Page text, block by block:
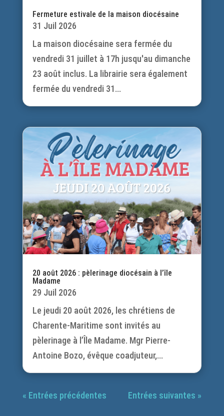
Fermeture estivale de la maison diocésaine
31 Juil 2026
La maison diocésaine sera fermée du
vendredi 31 juillet à 17h jusqu'au dimanche
23 août inclus. La librairie sera également
fermée du vendredi 31...
20 août 2026 : pèlerinage diocésain à l’île
Madame
29 Juil 2026
Le jeudi 20 août 2026, les chrétiens de
Charente-Maritime sont invités au
pèlerinage à l’Île Madame. Mgr Pierre-
Antoine Bozo, évêque coadjuteur,...
« Entrées précédentes Entrées suivantes »